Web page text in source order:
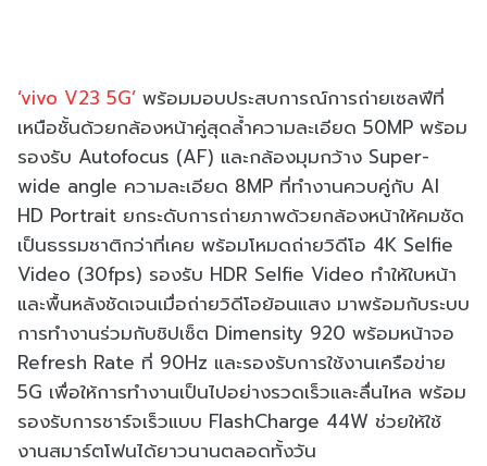
‘vivo V23 5G’ พร้อมมอบประสบการณ์การถ่ายเซลฟีที่
เหนือชั้นด้วยกล้องหน้าคู่สุดล้ำความละเอียด 50MP พร้อม
รองรับ Autofocus (AF) และกล้องมุมกว้าง Super-
wide angle ความละเอียด 8MP ที่ทำงานควบคู่กับ AI
HD Portrait ยกระดับการถ่ายภาพด้วยกล้องหน้าให้คมชัด
เป็นธรรมชาติกว่าที่เคย พร้อมโหมดถ่ายวิดีโอ 4K Selfie
Video (30fps) รองรับ HDR Selfie Video ทำให้ใบหน้า
และพื้นหลังชัดเจนเมื่อถ่ายวิดีโอย้อนแสง มาพร้อมกับระบบ
การทำงานร่วมกับชิปเซ็ต Dimensity 920 พร้อมหน้าจอ
Refresh Rate ที่ 90Hz และรองรับการใช้งานเครือข่าย
5G เพื่อให้การทำงานเป็นไปอย่างรวดเร็วและลื่นไหล พร้อม
รองรับการชาร์จเร็วแบบ FlashCharge 44W ช่วยให้ใช้
งานสมาร์ตโฟนได้ยาวนานตลอดทั้งวัน